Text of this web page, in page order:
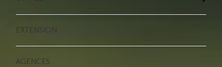
EXTENSION
AGENCES